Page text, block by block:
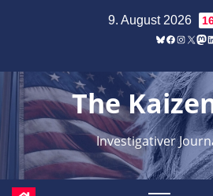
9. August 2026
Bluesky
Facebook
X
The
Investigativer